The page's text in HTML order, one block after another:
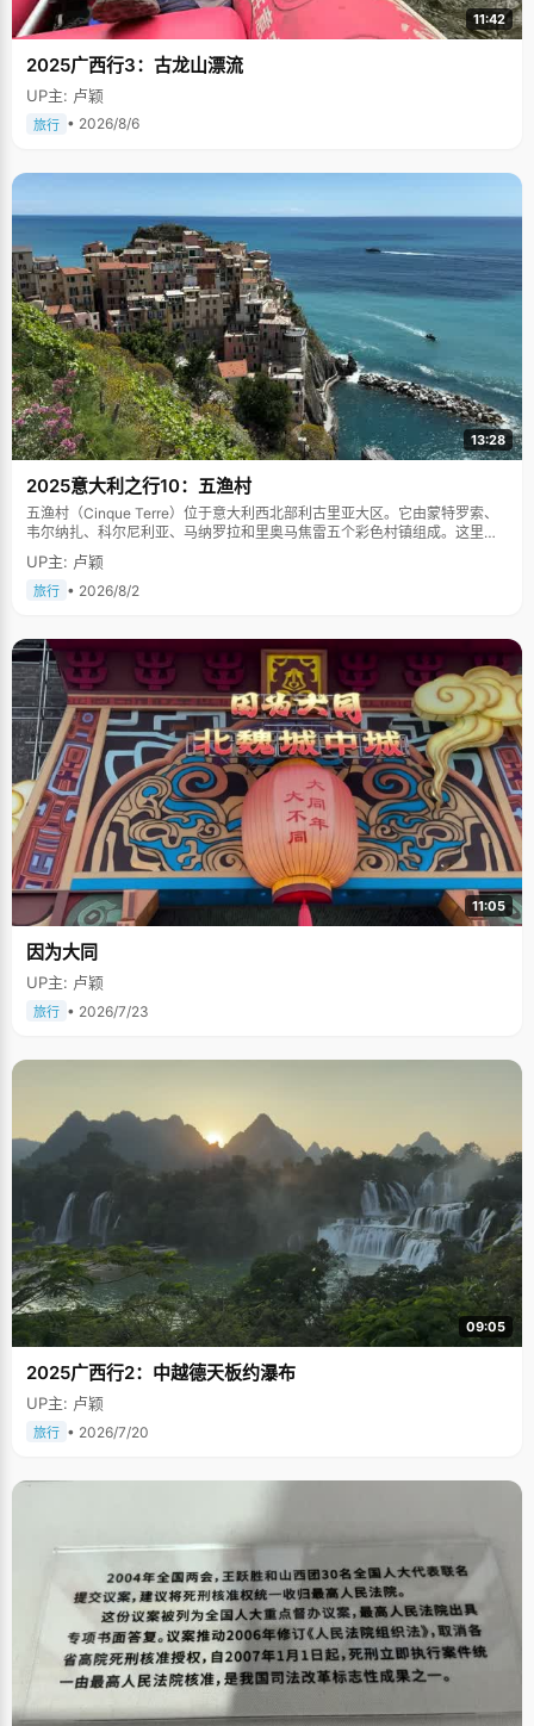
11:42
2025广西行3：古龙山漂流
UP主: 卢颖
旅行 • 2026/8/6
13:28
2025意大利之行10：五渔村
五渔村（Cinque Terre）位于意大利西北部利古里亚大区。它由蒙特罗索、
韦尔纳扎、科尔尼利亚、马纳罗拉和里奥马焦雷五个彩色村镇组成。这里依
山傍海，房屋色彩斑斓，1997年被列为世界文化遗产。
UP主: 卢颖
旅行 • 2026/8/2
11:05
因为大同
UP主: 卢颖
旅行 • 2026/7/23
09:05
2025广西行2：中越德天板约瀑布
UP主: 卢颖
旅行 • 2026/7/20